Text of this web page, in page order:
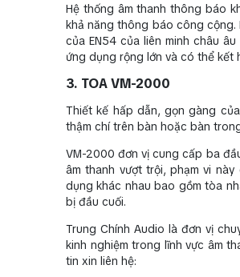
Hệ thống âm thanh thông báo
khả năng thông báo công
của EN54 của liên minh châu
ứng dụng rộng lớn và có thể kết
3. TOA VM-2000
Thiết kế hấp dẫn, gọn gàng
thậm chí trên bàn hoặc bàn
VM-2000 đơn vị cung cấp ba
âm thanh vượt trội, phạm vi
dụng khác nhau bao gồm tòa
bị đầu cuối.
Trung Chính Audio là đơn vị
kinh nghiệm trong lĩnh vực âm
tin xin liên hệ: